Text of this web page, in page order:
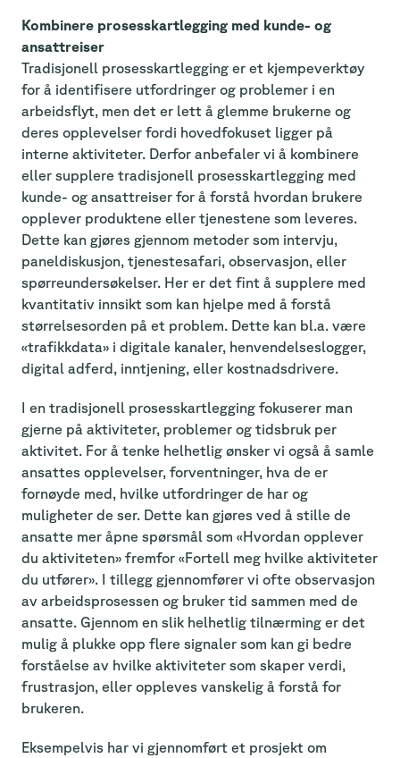
Kombinere prosesskartlegging med kunde- og
ansattreiser
Tradisjonell prosesskartlegging er et kjempeverktøy
for å identifisere utfordringer og problemer i en
arbeidsflyt, men det er lett å glemme brukerne og
deres opplevelser fordi hovedfokuset ligger på
interne aktiviteter. Derfor anbefaler vi å kombinere
eller supplere tradisjonell prosesskartlegging med
kunde- og ansattreiser for å forstå hvordan brukere
opplever produktene eller tjenestene som leveres.
Dette kan gjøres gjennom metoder som intervju,
paneldiskusjon, tjenestesafari, observasjon, eller
spørreundersøkelser. Her er det fint å supplere med
kvantitativ innsikt som kan hjelpe med å forstå
størrelsesorden på et problem. Dette kan bl.a. være
«trafikkdata» i digitale kanaler, henvendelseslogger,
digital adferd, inntjening, eller kostnadsdrivere.
I en tradisjonell prosesskartlegging fokuserer man
gjerne på aktiviteter, problemer og tidsbruk per
aktivitet. For å tenke helhetlig ønsker vi også å samle
ansattes opplevelser, forventninger, hva de er
fornøyde med, hvilke utfordringer de har og
muligheter de ser. Dette kan gjøres ved å stille de
ansatte mer åpne spørsmål som «Hvordan opplever
du aktiviteten» fremfor «Fortell meg hvilke aktiviteter
du utfører». I tillegg gjennomfører vi ofte observasjon
av arbeidsprosessen og bruker tid sammen med de
ansatte. Gjennom en slik helhetlig tilnærming er det
mulig å plukke opp flere signaler som kan gi bedre
forståelse av hvilke aktiviteter som skaper verdi,
frustrasjon, eller oppleves vanskelig å forstå for
brukeren.
Eksempelvis har vi gjennomført et prosjekt om